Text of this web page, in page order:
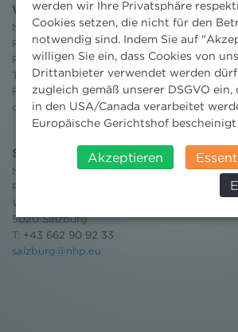
Wien
Niederhuber & Partner
Rechtsanwälte GmbH
Reisnerstraße 53, 1030 Wien
T:
+43 1 513 21 24-0
F: +43 1 513 21 24-300
office@nhp.eu
Salzburg
Niederhuber & Partner
Rechtsanwälte GmbH
Wilhelm-Spazier-Straße 2a
5020 Salzburg
T: +43 662 90 92 33
salzburg@nhp.eu
werden wir Ihre Privatsphäre
Cookies setzen, die nicht für den
notwendig sind. Indem Sie auf
willigen Sie ein, dass Cookies von
Drittanbieter verwendet werden
zugleich gemäß unserer DSGVO ein,
in den USA/Canada verarbeitet
Europäische Gerichtshof bescheinigt
insbesondere das Risiko, dass ihre
Behörden, zu Kontroll- und zu
Überwachungszwecken, verarbeitet
werden können. Zudem finden Sie
Bildschirmrand ein Cookie-Icon wo
Einwilligung widerrufen und
Akzeptieren